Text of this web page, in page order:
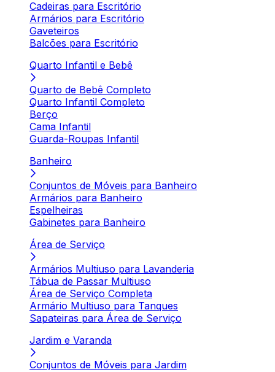
Cadeiras para Escritório
Armários para Escritório
Gaveteiros
Balcões para Escritório
Quarto Infantil e Bebê
Quarto de Bebê Completo
Quarto Infantil Completo
Berço
Cama Infantil
Guarda-Roupas Infantil
Banheiro
Conjuntos de Móveis para Banheiro
Armários para Banheiro
Espelheiras
Gabinetes para Banheiro
Área de Serviço
Armários Multiuso para Lavanderia
Tábua de Passar Multiuso
Área de Serviço Completa
Armário Multiuso para Tanques
Sapateiras para Área de Serviço
Jardim e Varanda
Conjuntos de Móveis para Jardim